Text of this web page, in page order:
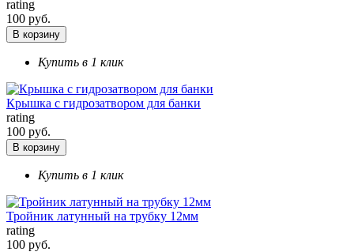
rating
100 руб.
В корзину
Купить в 1 клик
Крышка с гидрозатвором для банки
rating
100 руб.
В корзину
Купить в 1 клик
Тройник латунный на трубку 12мм
rating
100 руб.